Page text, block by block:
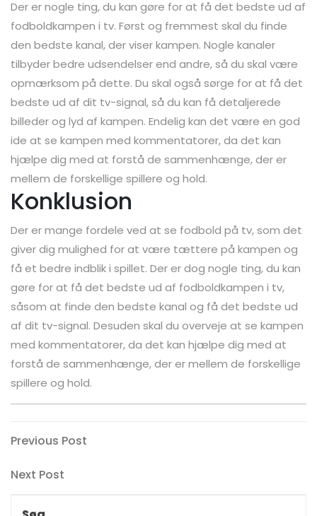
Der er nogle ting, du kan gøre for at få det bedste ud af
fodboldkampen i tv. Først og fremmest skal du finde
den bedste kanal, der viser kampen. Nogle kanaler
tilbyder bedre udsendelser end andre, så du skal være
opmærksom på dette. Du skal også sørge for at få det
bedste ud af dit tv-signal, så du kan få detaljerede
billeder og lyd af kampen. Endelig kan det være en god
ide at se kampen med kommentatorer, da det kan
hjælpe dig med at forstå de sammenhænge, der er
mellem de forskellige spillere og hold.
Konklusion
Der er mange fordele ved at se fodbold på tv, som det
giver dig mulighed for at være tættere på kampen og
få et bedre indblik i spillet. Der er dog nogle ting, du kan
gøre for at få det bedste ud af fodboldkampen i tv,
såsom at finde den bedste kanal og få det bedste ud
af dit tv-signal. Desuden skal du overveje at se kampen
med kommentatorer, da det kan hjælpe dig med at
forstå de sammenhænge, der er mellem de forskellige
spillere og hold.
Indlægsnavigation
Previous
Previous Post
Next
Next Post